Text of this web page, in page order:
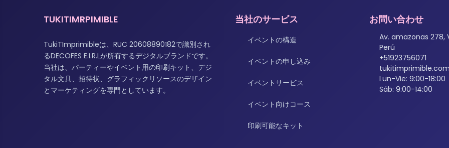
TUKITIMRPIMIBLE
TukiTImprimibleは、RUC 20608890182で識別され
るDECOFES E.I.R.Lが所有するデジタルブランドです。
当社は、パーティーやイベント用の印刷キット、デジ
タル文具、招待状、グラフィックリソースのデザイン
とマーケティングを専門としています。
当社のサービス
イベントの構造
イベントの申し込み
イベントサービス
イベント向けコース
印刷可能なキット
お問い合わせ
Av. amazonas 278,
Perú
+51923756071
Lun-Vie: 9:00-18:00
Sáb: 9:00-14:00